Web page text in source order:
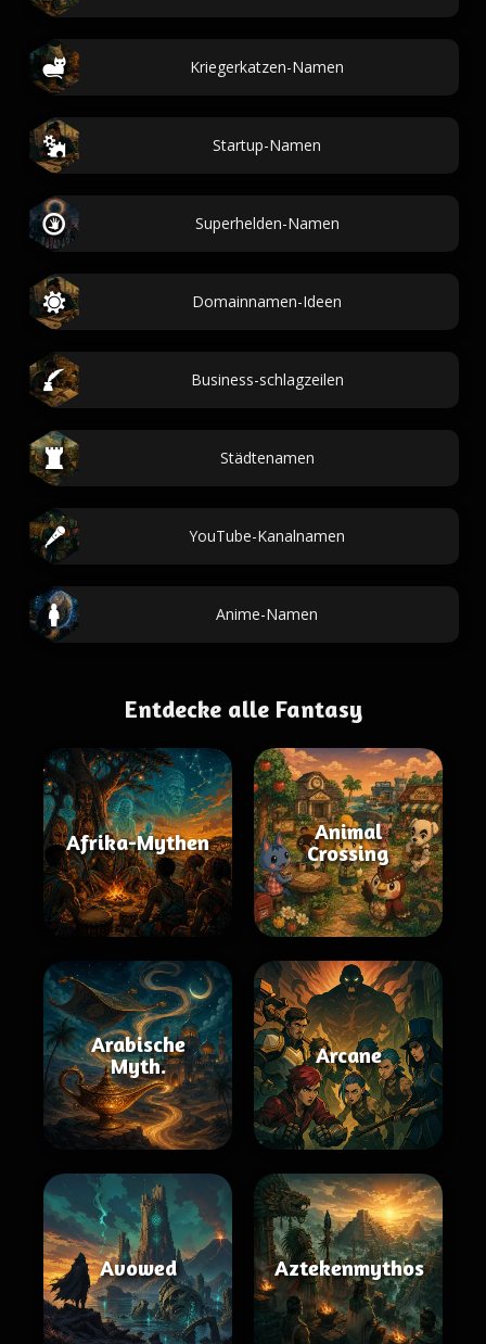
Kriegerkatzen-Namen
Startup-Namen
Superhelden-Namen
Domainnamen-Ideen
Business-schlagzeilen
Städtenamen
YouTube-Kanalnamen
Anime-Namen
Entdecke alle Fantasy
Afrika-Mythen
Animal
Crossing
Arabische
Myth.
Arcane
Avowed Aztekenmythos